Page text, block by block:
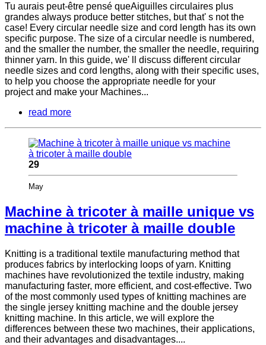
Tu aurais peut-être pensé queAiguilles circulaires plus
grandes always produce better stitches, but that' s not the
case! Every circular needle size and cord length has its own
specific purpose. The size of a circular needle is numbered,
and the smaller the number, the smaller the needle, requiring
thinner yarn. In this guide, we' ll discuss different circular
needle sizes and cord lengths, along with their specific uses,
to help you choose the appropriate needle for your
project and make your Machines...
read more
29
May
Machine à tricoter à maille unique vs
machine à tricoter à maille double
Knitting is a traditional textile manufacturing method that
produces fabrics by interlocking loops of yarn. Knitting
machines have revolutionized the textile industry, making
manufacturing faster, more efficient, and cost-effective. Two
of the most commonly used types of knitting machines are
the single jersey knitting machine and the double jersey
knitting machine. In this article, we will explore the
differences between these two machines, their applications,
and their advantages and disadvantages....